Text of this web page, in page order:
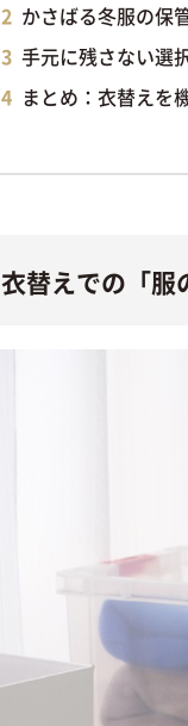
かさばる冬服の保
手元に残さない選
まとめ：衣替えを
衣替えでの「服